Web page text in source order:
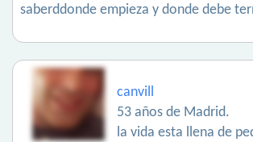
saberddonde empieza y donde debe
canvill
53 años de Madrid.
la vida esta llena de